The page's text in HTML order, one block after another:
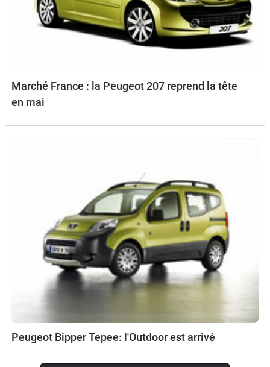
Marché France : la Peugeot 207 reprend la tête
en mai
Peugeot Bipper Tepee: l'Outdoor est arrivé